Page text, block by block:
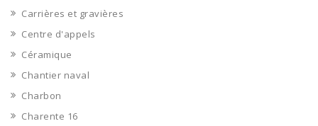
Carrières et gravières
Centre d'appels
Céramique
Chantier naval
Charbon
Charente 16